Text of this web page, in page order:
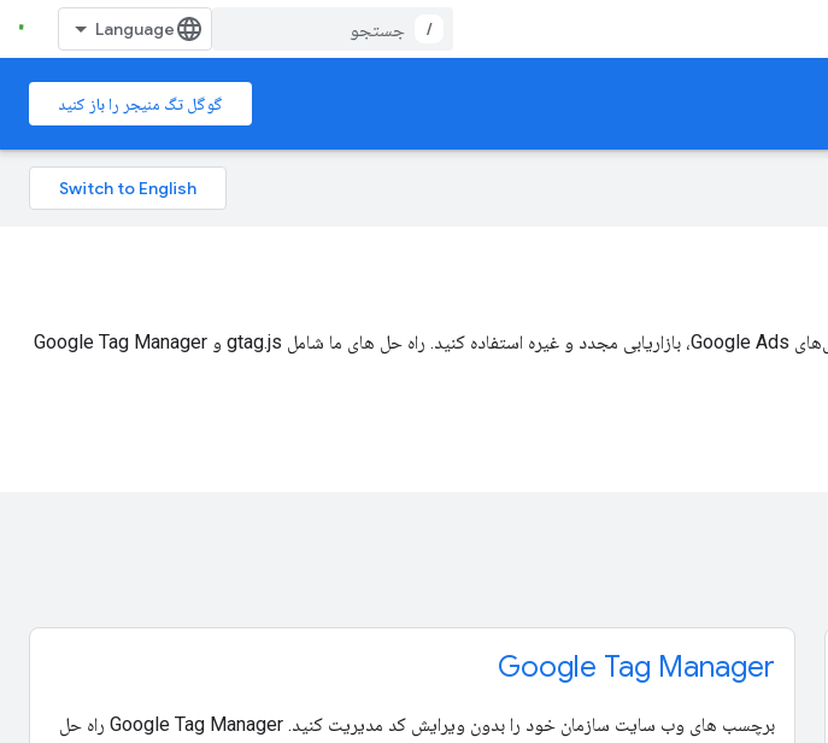
/
گوگل تگ منیجر را باز کنید
می‌توانید از برچسب‌های Google برای کار با محصولات تبلیغاتی و اندازه‌گیری مانند Google Analytics، تبدیل‌های Google Ads، بازاریابی مجدد و غیره استفاده کنید. راه حل های ما شامل gtag.js و Google Tag Manager
Google Tag Manager
برچسب های وب سایت سازمان خود را بدون ویرایش کد مدیریت کنید. Google Tag Manager راه حل